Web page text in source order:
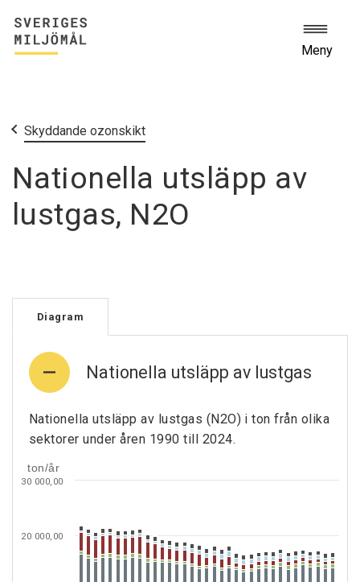
Meny
Start
Miljömålen
Skyddande ozonskikt
Nationella utsläpp av
lustgas, N2O
Diagram
Nationella utsläpp av lustgas
Nationella utsläpp av lustgas (N2O) i ton från olika
sektorer under åren 1990 till 2024.
20 000,00
30 000,00
ton/år